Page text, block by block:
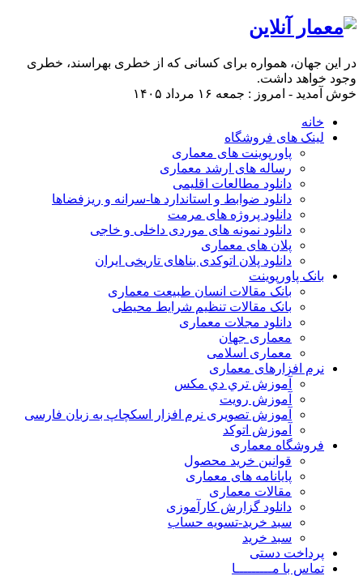
در این جهان، همواره برای كسانی كه از خطری بهراسند، خطری
وجود خواهد داشت.
خوش آمدید - امروز : جمعه ۱۶ مرداد ۱۴۰۵
خانه
لینک های فروشگاه
پاورپوینت های معماری
رساله های ارشد معماری
دانلود مطالعات اقلیمی
دانلود ضوابط و استاندارد ها-سرانه و ریزفضاها
دانلود پروژه های مرمت
دانلود نمونه های موردی داخلی و خاجی
پلان های معماری
دانلود پلان اتوکدی بناهای تاریخی ایران
بانک پاورپوینت
بانک مقالات انسان طبیعت معماری
بانک مقالات تنظیم شرایط محیطی
دانلود مجلات معماری
معماری جهان
معماری اسلامی
نرم افزارهای معماری
آﻣﻮزش ﺗﺮي دي ﻣﮑﺲ
آموزش رویت
آموزش تصویری نرم افزار اسکچاپ به زبان فارسی
آموزش اتوکد
فروشگاه معماری
قوانین خرید محصول
پایانامه های معماری
مقالات معماری
دانلود گزارش کارآموزی
سبد خرید-تسویه حساب
سبد خرید
پرداخت دستی
تماس با مـــــــــا